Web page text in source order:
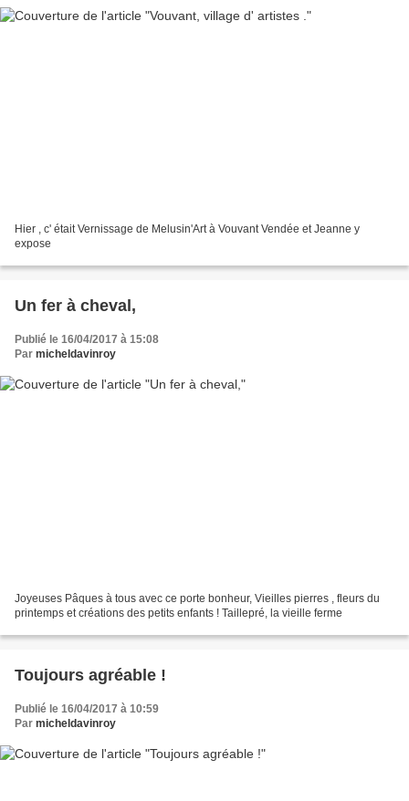
Hier , c' était Vernissage de Melusin'Art à Vouvant Vendée et Jeanne y
expose
Un fer à cheval,
Publié le 16/04/2017 à 15:08
Par micheldavinroy
Joyeuses Pâques à tous avec ce porte bonheur, Vieilles pierres , fleurs du
printemps et créations des petits enfants ! Taillepré, la vieille ferme
Toujours agréable !
Publié le 16/04/2017 à 10:59
Par micheldavinroy